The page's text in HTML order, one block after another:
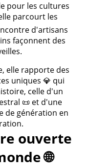
pour les cultures
parcourt les
d'artisans
façonnent des
elle rapporte des
uniques 💎 qui
celle d'un
📜 et d'une
de génération en
ouverte
🌐